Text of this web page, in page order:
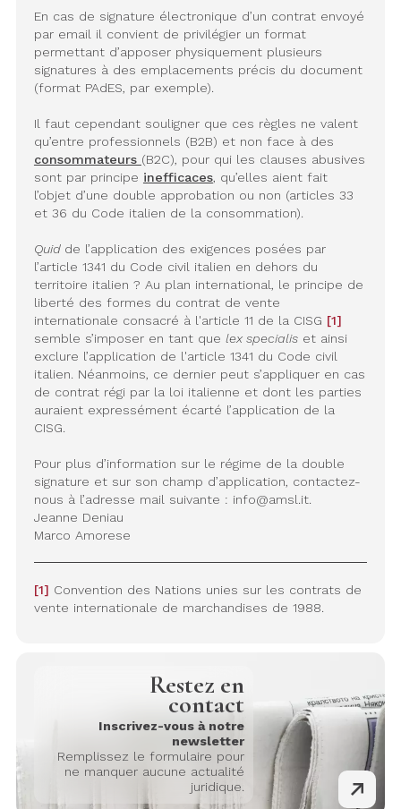
En cas de signature électronique d’un contrat envoyé
par email il convient de privilégier un format
permettant d’apposer physiquement plusieurs
signatures à des emplacements précis du document
(format PAdES, par exemple).
Il faut cependant souligner que ces règles ne valent
qu’entre professionnels (B2B) et non face à des
consommateurs (B2C), pour qui les clauses abusives
sont par principe inefficaces, qu’elles aient fait
l’objet d’une double approbation ou non (articles 33
et 36 du Code italien de la consommation).
Quid de l’application des exigences posées par
l’article 1341 du Code civil italien en dehors du
territoire italien ? Au plan international, le principe de
liberté des formes du contrat de vente
internationale consacré à l'article 11 de la CISG [1]
semble s’imposer en tant que lex specialiset ainsi
exclure l’application de l'article 1341 du Code civil
italien. Néanmoins, ce dernier peut s’appliquer en cas
de contrat régi par la loi italienne et dont les parties
auraient expressément écarté l’application de la
CISG.
Pour plus d’information sur le régime de la double
signature et sur son champ d’application, contactez-
nous à l’adresse mail suivante : info@amsl.it.
Jeanne Deniau
Marco Amorese
[1] Convention des Nations unies sur les contrats de
vente internationale de marchandises de 1988.
Restez en
contact
Inscrivez-vous à notre
newsletter
Remplissez le formulaire pour
ne manquer aucune actualité
juridique.